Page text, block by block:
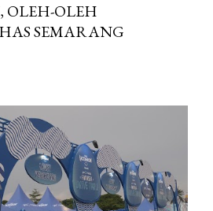
OLEH-OLEH
SEMARANG